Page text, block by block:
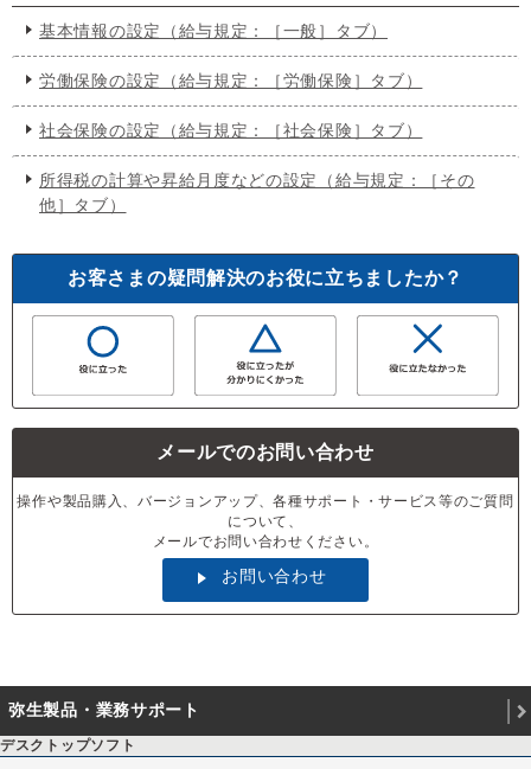
基本情報の設定（給与規定：［一般］タブ）
労働保険の設定（給与規定：［労働保険］タブ）
社会保険の設定（給与規定：［社会保険］タブ）
所得税の計算や昇給月度などの設定（給与規定：［その
他］タブ）
お客さまの疑問解決のお役に立ちましたか？
メールでのお問い合わせ
操作や製品購入、バージョンアップ、各種サポート・サービス等のご質問
について、
メールでお問い合わせください。
お問い合わせ
弥生製品・業務サポート
デスクトップソフト